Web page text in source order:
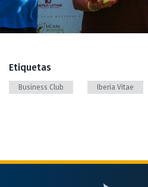
Etiquetas
Business Club Iberia Vitae